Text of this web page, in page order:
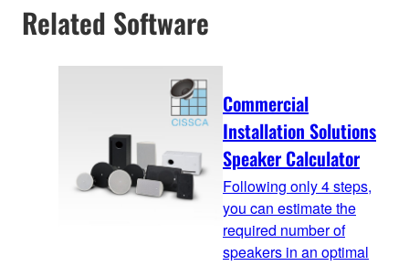
Related Software
Commercial
Installation Solutions
Speaker Calculator
Following only 4 steps,
you can estimate the
required number of
speakers in an optimal